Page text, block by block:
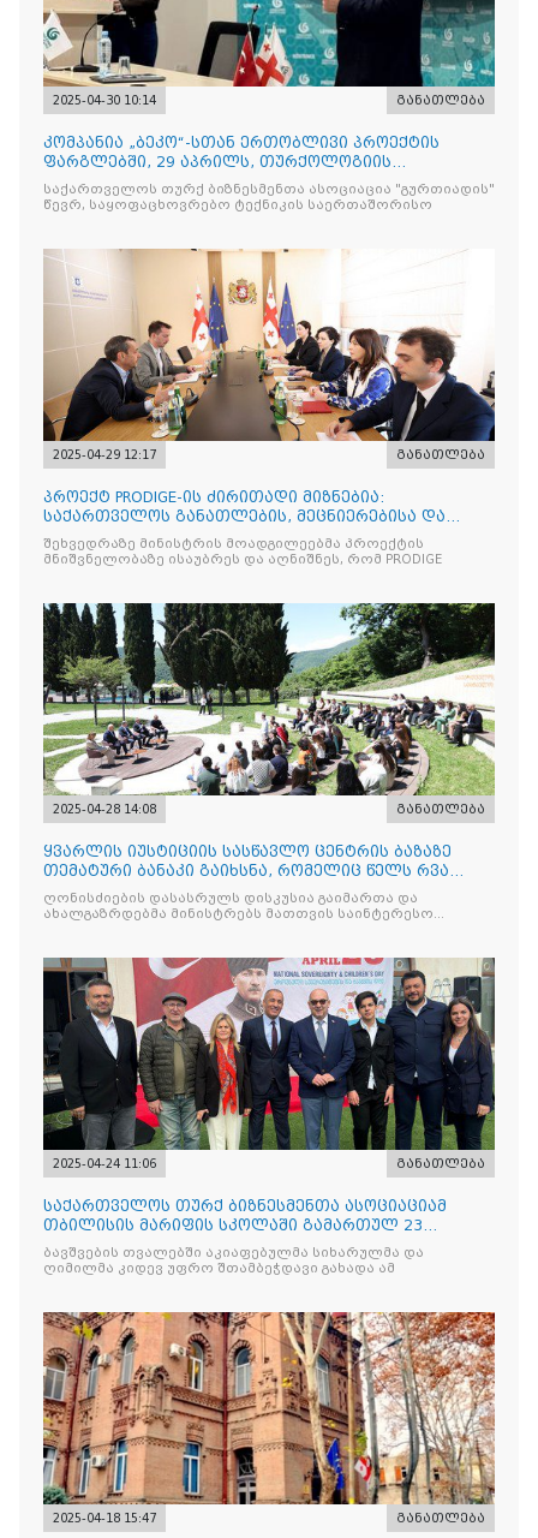
2025-04-30 10:14 განათლება
კომპანია „ბეკო“-სთან ერთობლივი პროექტის
ფარგლებში, 29 აპრილს, თურქოლოგიის
მიმართულებისა და თბილისის
საქართველოს თურქ ბიზნესმენთა ასოციაცია "გურთიადის"
წევრ, საყოფაცხოვრებო ტექნიკის საერთაშორისო
2025-04-29 12:17 განათლება
პროექტ PRODIGE-ის ძირითადი მიზნებია:
საქართველოს განათლების, მეცნიერებისა და
ახალგაზრდობის სამინისტრ
შეხვედრაზე მინისტრის მოადგილეებმა პროექტის
მნიშვნელობაზე ისაუბრეს და აღნიშნეს, რომ PRODIGE
2025-04-28 14:08 განათლება
ყვარლის იუსტიციის სასწავლო ცენტრის ბაზაზე
თემატური ბანაკი გაიხსნა, რომელიც წელს რვა
ნაკადად ჩატარდებ
ღონისძიების დასასრულს დისკუსია გაიმართა და
ახალგაზრდებმა მინისტრებს მათთვის საინტერესო
2025-04-24 11:06 განათლება
საქართველოს თურქ ბიზნესმენთა ასოციაციამ
თბილისის მარიფის სკოლაში გამართულ 23
აპრილის ეროვნული სუვერე
ბავშვების თვალებში აკიაფებულმა სიხარულმა და
ღიმილმა კიდევ უფრო შთამბეჭდავი გახადა ამ
2025-04-18 15:47 განათლება